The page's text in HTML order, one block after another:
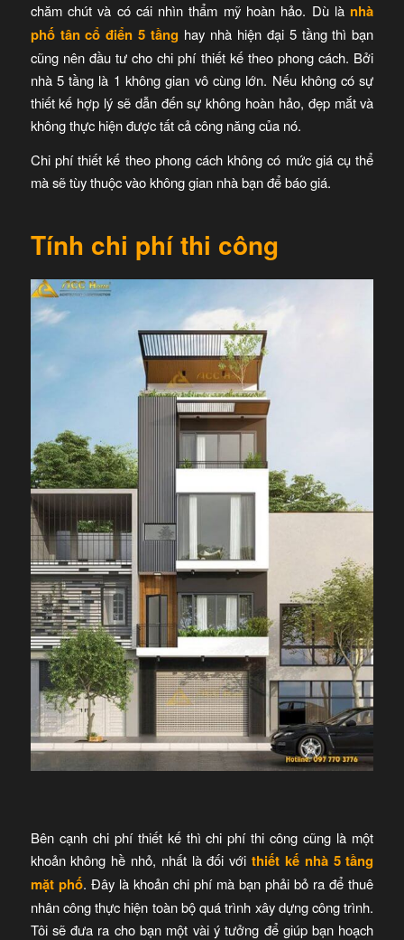
chăm chút và có cái nhìn thẩm mỹ hoàn hảo. Dù là nhà
phố tân cổ điển 5 tầng hay nhà hiện đại 5 tầng thì bạn
cũng nên đầu tư cho chi phí thiết kế theo phong cách. Bởi
nhà 5 tầng là 1 không gian vô cùng lớn. Nếu không có sự
thiết kế hợp lý sẽ dẫn đến sự không hoàn hảo, đẹp mắt và
không thực hiện được tất cả công năng của nó.
Chi phí thiết kế theo phong cách không có mức giá cụ thể
mà sẽ tùy thuộc vào không gian nhà bạn để báo giá.
Tính chi phí thi công
Bên cạnh chi phí thiết kế thì chi phí thi công cũng là một
khoản không hề nhỏ, nhất là đối vớithiết kế nhà 5 tầng
mặt phố. Đây là khoản chi phí mà bạn phải bỏ ra để thuê
nhân công thực hiện toàn bộ quá trình xây dựng công trình.
Tôi sẽ đưa ra cho bạn một vài ý tưởng để giúp bạn hoạch